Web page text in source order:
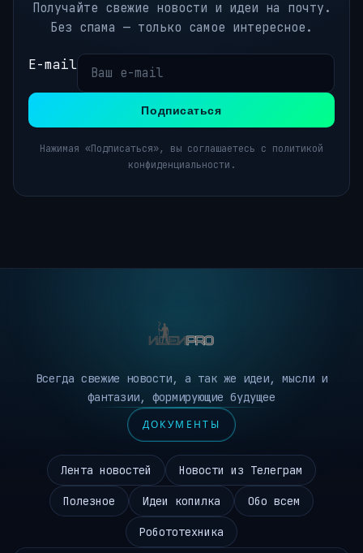
Получайте свежие новости и идеи на почту.
Без спама — только самое интересное.
E-mail
Подписаться
Нажимая «Подписаться», вы соглашаетесь с политикой
конфиденциальности.
Всегда свежие новости, а так же идеи, мысли и
фантазии, формирующие будущее
ДОКУМЕНТЫ
Лента новостей Новости из Телеграм
Полезное Идеи копилка Обо всем
Робототехника